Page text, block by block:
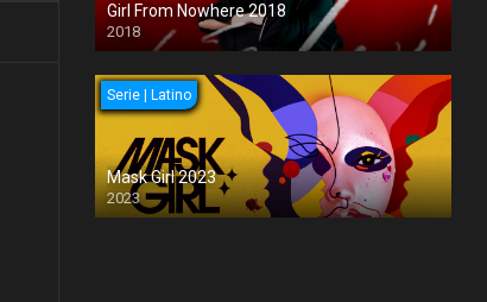
Girl From Nowhere 2018
2018
Serie | Latino
Mask Girl 2023
2023